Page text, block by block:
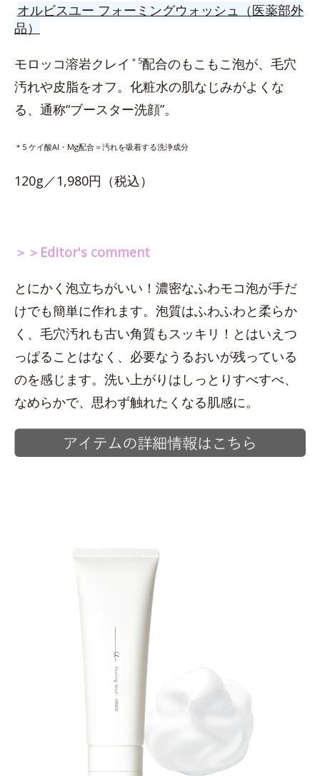
オルビスユー フォーミングウォッシュ（医薬部外
品）
モロッコ溶岩クレイ ＊5配合のもこもこ泡が、毛穴
汚れや皮脂をオフ。化粧水の肌なじみがよくな
る、通称“ブースター洗顔”。
＊5 ケイ酸Al・Mg配合＝汚れを吸着する洗浄成分
120g／1,980円（税込）
＞＞Editor's comment
とにかく泡立ちがいい！濃密なふわモコ泡が手だ
けでも簡単に作れます。泡質はふわふわと柔らか
く、毛穴汚れも古い角質もスッキリ！とはいえつ
っぱることはなく、必要なうるおいが残っている
のを感じます。洗い上がりはしっとりすべすべ、
なめらかで、思わず触れたくなる肌感に。